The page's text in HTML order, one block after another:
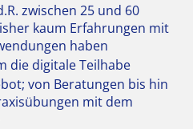
zwischen 25 und 60
kaum Erfahrungen mit
haben
die digitale Teilhabe
von Beratungen bis hin
mit dem